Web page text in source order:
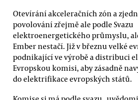
Otevírání akceleračních zón a
povolování zřejmě ale podle Svazu
elektroenergetického průmyslu,
Ember nestačí. Již v březnu velké
podnikající ve výrobě a distribuci
Evropskou komisi, aby zásadně
do elektrifikace evropských států.